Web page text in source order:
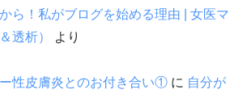
ら！私がブログを始める理由 | 女医マ
透析）
より
性皮膚炎とのお付き合い① に 自分が